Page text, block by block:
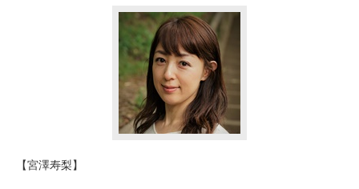
【宮澤寿梨】